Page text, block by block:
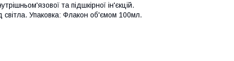
та підшкірної ін'єкцій.
світла. Упаковка: Флакон об'ємом 100мл.